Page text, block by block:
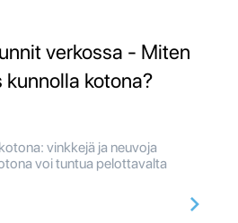
verkossa - Miten
kotona?
vinkkejä ja neuvoja
voi tuntua pelottavalta